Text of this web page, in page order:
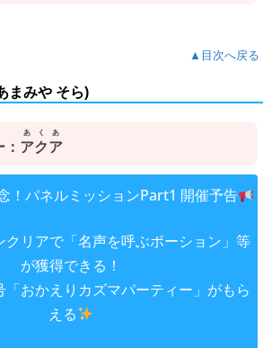
▲目次へ戻る
まみや そら)
アクア
あくあ
！パネルミッションPart1 開催予告
クリアで「名声を呼ぶポーション」等
が獲得できる！
おかえりカズマパーティー」がもら
える